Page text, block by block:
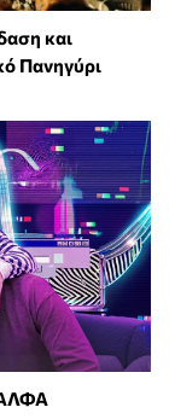
και
Πανηγύρι
ΑΛΦΑ